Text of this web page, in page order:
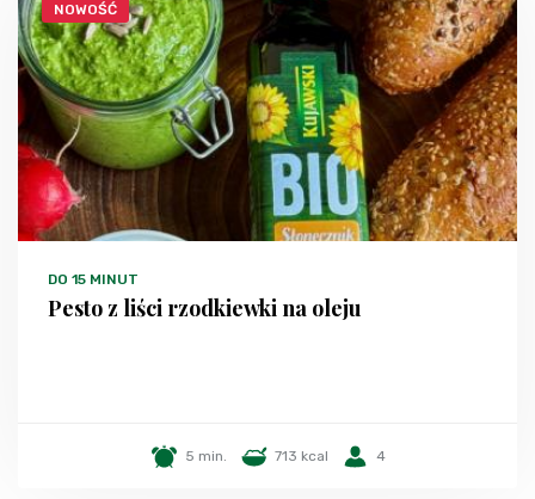
NOWOŚĆ
DO 15 MINUT
Pesto z liści rzodkiewki na oleju
5 min. 713 kcal 4